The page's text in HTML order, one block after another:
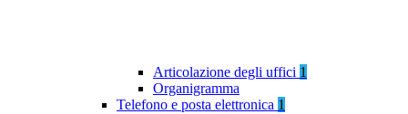
Articolazione degli uffici 1
Organigramma
Telefono e posta elettronica 1